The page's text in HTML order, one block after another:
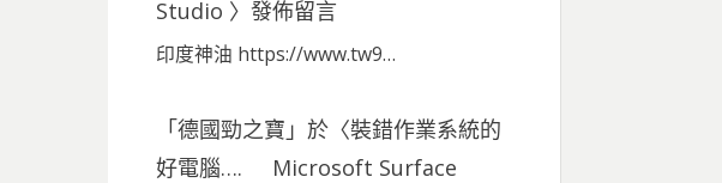
Studio 〉發佈留言
印度神油 https://www.tw9…
「德國勁之寶 」於〈裝錯作業系統的
好電腦…. Microsoft Surface